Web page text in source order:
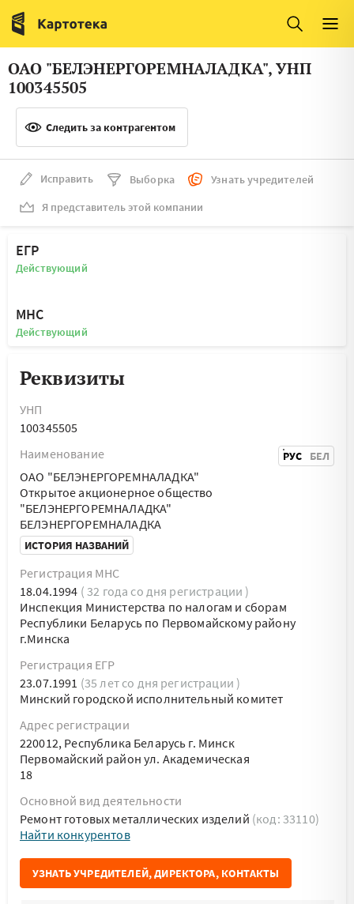
Италия
Люксембург
Литва
Латвия
Словения
Франция
Финляндия
Швеция
Мальта
ОАО "БЕЛЭНЕРГОРЕМНАЛАДКА", УНП
100345505
Следить за контрагентом
Исправить Выборка
Узнать учредителей
Я представитель этой компании
ЕГР
Действующий
МНС
Действующий
Реквизиты
УНП
100345505
Наименование
РУС БЕЛ
ОАО "БЕЛЭНЕРГОРЕМНАЛАДКА"
Открытое акционерное общество
"БЕЛЭНЕРГОРЕМНАЛАДКА"
БЕЛЭНЕРГОРЕМНАЛАДКА
ИСТОРИЯ НАЗВАНИЙ
Регистрация МНС
18.04.1994 ( 32 года со дня регистрации )
Инспекция Министерства по налогам и сборам
Республики Беларусь по Первомайскому району
г.Минска
Регистрация ЕГР
23.07.1991 (35 лет со дня регистрации )
Минский городской исполнительный комитет
Адрес регистрации
220012, Республика Беларусь г. Минск
Первомайский район ул. Академическая
18
Основной вид деятельности
Ремонт готовых металлических изделий (код: 33110)
Найти конкурентов
УЗНАТЬ УЧРЕДИТЕЛЕЙ, ДИРЕКТОРА, КОНТАКТЫ